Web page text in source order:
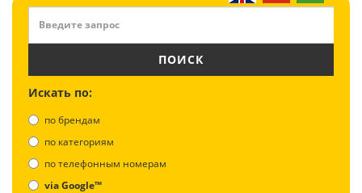
ПОИСК
Искать по:
по брендам
по категориям
по телефонным номерам
via Google™